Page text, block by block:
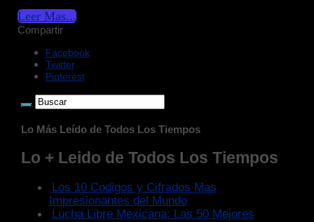
Leer Mas...
Compartir
Facebook
Twitter
Pinterest
Lo Más Leído de Todos Los Tiempos
Lo + Leido de Todos Los Tiempos
Los 10 Codigos y Cifrados Mas
Impresionantes del Mundo
Lucha Libre Mexicana: Las 50 Mejores